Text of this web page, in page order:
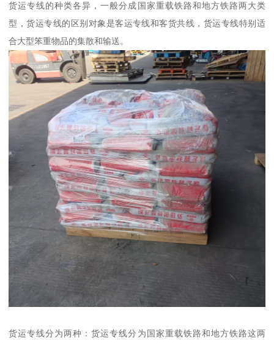
货运专线的种类各异，一般分成国家重载铁路和地方铁路两大类
型，货运专线的区别对象是客运专线和客货共线，货运专线特别适
合大型笨重物品的集散和输送。
货运专线分为两种：货运专线分为国家重载铁路和地方铁路这两